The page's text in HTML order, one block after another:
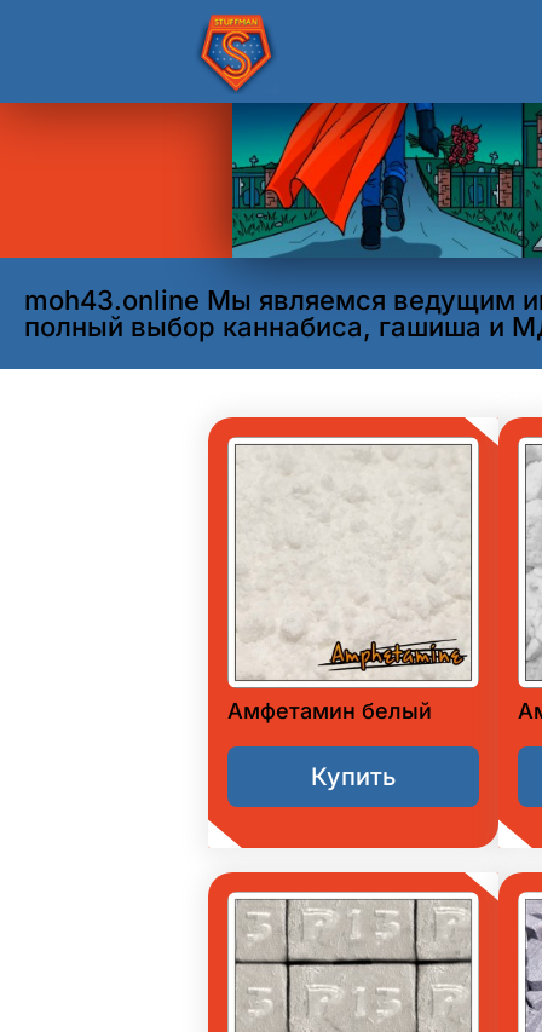
moh43.online Мы являемся ведущим
полный выбор каннабиса, гашиша и
Амфетамин белый
Купить